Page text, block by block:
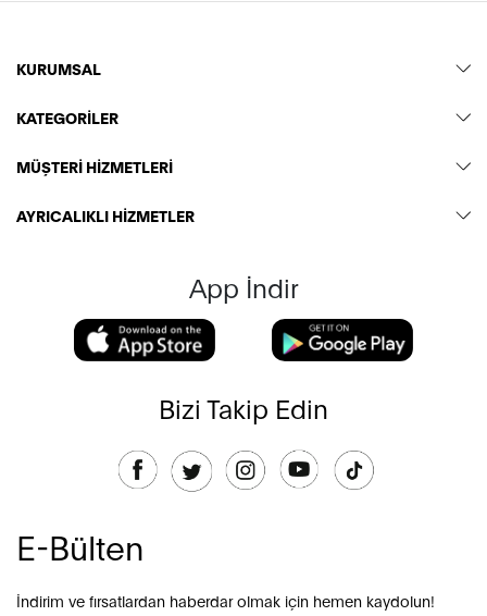
KURUMSAL
KATEGORİLER
MÜŞTERİ HİZMETLERİ
AYRICALIKLI HİZMETLER
App İndir
Bizi Takip Edin
E-Bülten
İndirim ve fırsatlardan haberdar olmak için hemen kaydolun!